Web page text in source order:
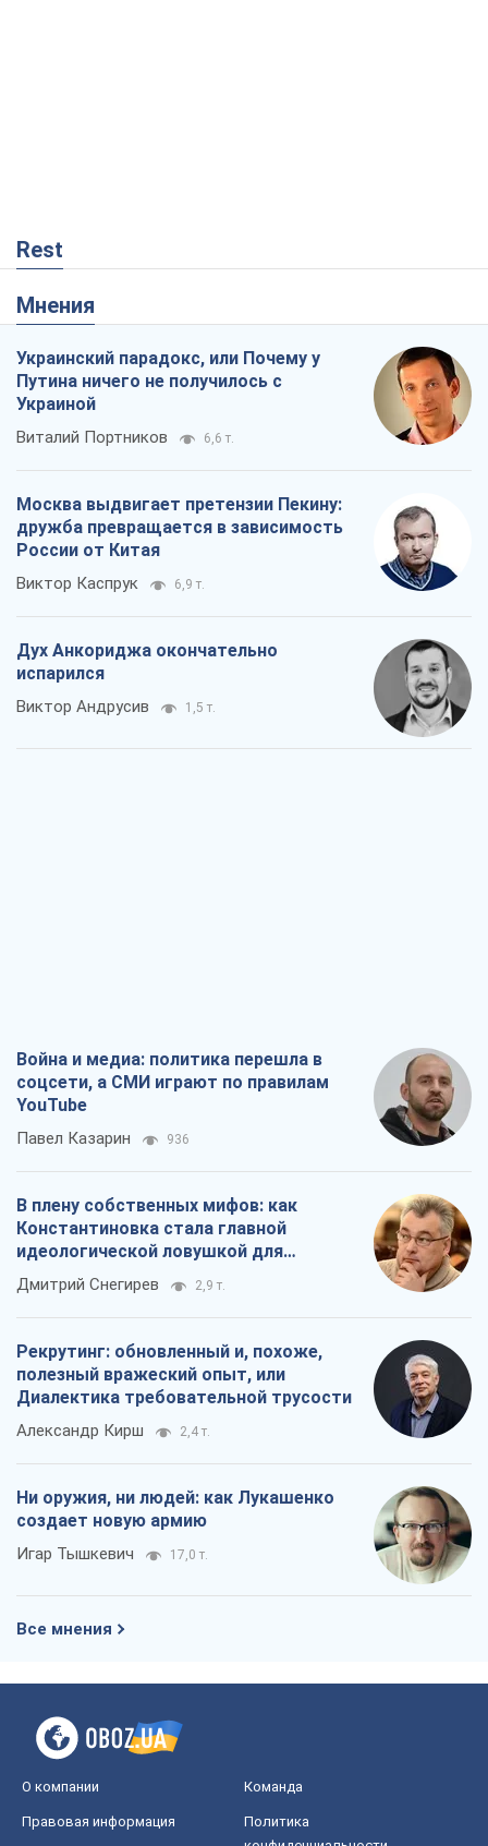
Rest
Мнения
Украинский парадокс, или Почему у
Путина ничего не получилось с
Украиной
Виталий Портников 6,6 т.
Москва выдвигает претензии Пекину:
дружба превращается в зависимость
России от Китая
Виктор Каспрук 6,9 т.
Дух Анкориджа окончательно
испарился
Виктор Андрусив 1,5 т.
Война и медиа: политика перешла в
соцсети, а СМИ играют по правилам
YouTube
Павел Казарин 936
В плену собственных мифов: как
Константиновка стала главной
идеологической ловушкой для
российских оккупантов
Дмитрий Снегирев 2,9 т.
Рекрутинг: обновленный и, похоже,
полезный вражеский опыт, или
Диалектика требовательной трусости
Александр Кирш 2,4 т.
Ни оружия, ни людей: как Лукашенко
создает новую армию
Игар Тышкевич 17,0 т.
Все мнения
О компании Команда
Правовая информация
Политика